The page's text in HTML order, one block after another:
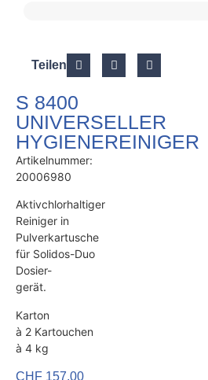
Teilen
S 8400
UNIVERSELLER
HYGIENEREINIGER
Artikelnummer:
20006980
Aktivchlorhaltiger
Reiniger in
Pulverkartusche
für Solidos-Duo
Dosier-
gerät.
Karton
à 2 Kartouchen
à 4 kg
CHF 157.00